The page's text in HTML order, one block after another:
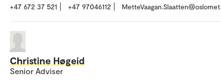
+47 672 37 521 +47 97046112
Christine Høgeid
Senior Adviser